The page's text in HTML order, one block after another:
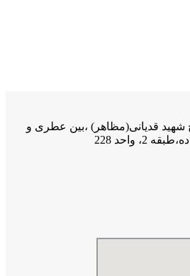
شهید قدیانی(مظاهر) ،بین عطری و
واحد 228